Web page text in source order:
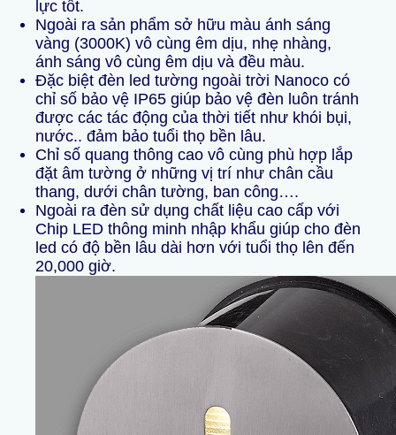
lực tốt.
Ngoài ra sản phẩm sở hữu màu ánh sáng
vàng (3000K) vô cùng êm dịu, nhẹ nhàng,
ánh sáng vô cùng êm dịu và đều màu.
Đặc biệt đèn led tường ngoài trời Nanoco có
chỉ số bảo vệ IP65 giúp bảo vệ đèn luôn tránh
được các tác động của thời tiết như khói bụi,
nước.. đảm bảo tuổi thọ bền lâu.
Chỉ số quang thông cao vô cùng phù hợp lắp
đặt âm tường ở những vị trí như chân cầu
thang, dưới chân tường, ban công….
Ngoài ra đèn sử dụng chất liệu cao cấp với
Chip LED thông minh nhập khẩu giúp cho đèn
led có độ bền lâu dài hơn với tuổi thọ lên đến
20,000 giờ.